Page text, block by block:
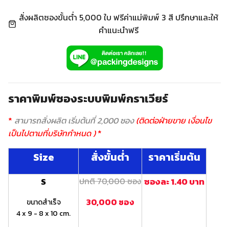
สั่งผลิตซองขั้นต่ำ 5,000 ใบ ฟรีค่าแม่พิมพ์ 3 สี ปรึกษาและให้
คำแนะนำฟรี
ราคาพิมพ์ซองระบบพิมพ์กราเวียร์
* สามารถสั่งผลิต เริ่มต้นที่ 2,000 ซอง(ติดต่อฝ่ายขาย เงื่อนไข
เป็นไปตามที่บริษัทกำหนด ) *
Size สั่งขั้นต่ำ ราคาเริ่มต้น
S
ขนาดสำเร็จ
4 x 9 - 8 x 10 cm.
ปกติ 70,000 ซอง
30,000 ซอง
ซองละ 1.40 บาท